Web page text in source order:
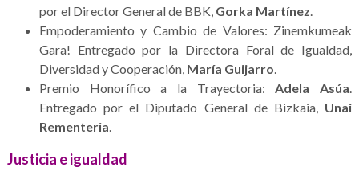
por el Director General de BBK, Gorka Martínez.
Empoderamiento y Cambio de Valores: Zinemkumeak
Gara! Entregado por la Directora Foral de Igualdad,
Diversidad y Cooperación, María Guijarro.
Premio Honorífico a la Trayectoria:Adela Asúa.
Entregado por el Diputado General de Bizkaia, Unai
Rementeria.
Justicia e igualdad